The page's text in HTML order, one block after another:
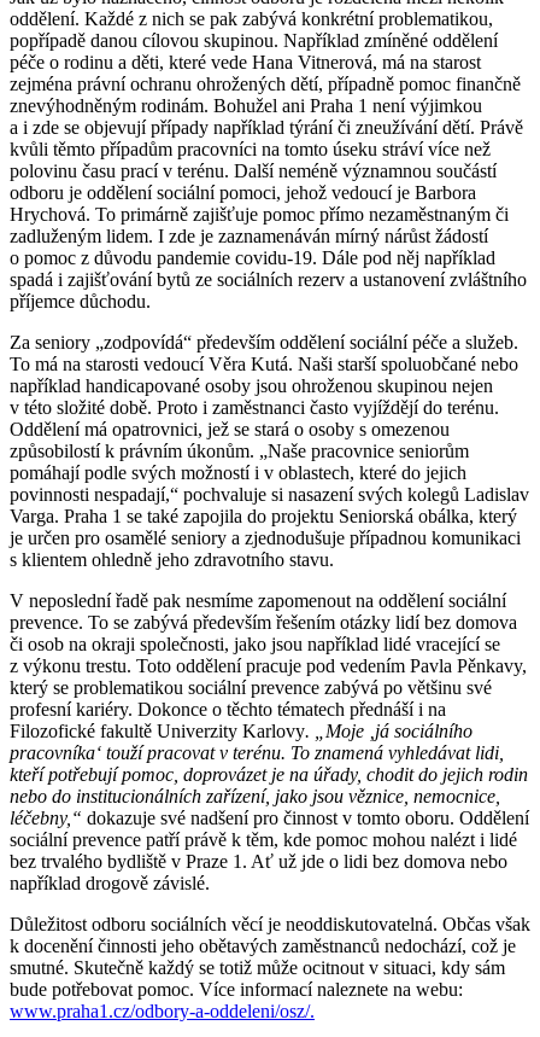
oddělení. Každé z nich se pak zabývá konkrétní problematikou,
popřípadě danou cílovou skupinou. Například zmíněné oddělení
péče o rodinu a děti, které vede Hana Vitnerová, má na starost
zejména právní ochranu ohrožených dětí, případně pomoc finančně
znevýhodněným rodinám. Bohužel ani Praha 1 není výjimkou
a i zde se objevují případy například týrání či zneužívání dětí. Právě
kvůli těmto případům pracovníci na tomto úseku stráví více než
polovinu času prací v terénu. Další neméně významnou součástí
odboru je oddělení sociální pomoci, jehož vedoucí je Barbora
Hrychová. To primárně zajišťuje pomoc přímo nezaměstnaným či
zadluženým lidem. I zde je zaznamenáván mírný nárůst žádostí
o pomoc z důvodu pandemie covidu-19. Dále pod něj například
spadá i zajišťování bytů ze sociálních rezerv a ustanovení zvláštního
příjemce důchodu.
Za seniory „zodpovídá“ především oddělení sociální péče a služeb.
To má na starosti vedoucí Věra Kutá. Naši starší spoluobčané nebo
například handicapované osoby jsou ohroženou skupinou nejen
v této složité době. Proto i zaměstnanci často vyjíždějí do terénu.
Oddělení má opatrovnici, jež se stará o osoby s omezenou
způsobilostí k právním úkonům. „Naše pracovnice seniorům
pomáhají podle svých možností i v oblastech, které do jejich
povinnosti nespadají,“ pochvaluje si nasazení svých kolegů Ladislav
Varga. Praha 1 se také zapojila do projektu Seniorská obálka, který
je určen pro osamělé seniory a zjednodušuje případnou komunikaci
s klientem ohledně jeho zdravotního stavu.
V neposlední řadě pak nesmíme zapomenout na oddělení sociální
prevence. To se zabývá především řešením otázky lidí bez domova
či osob na okraji společnosti, jako jsou například lidé vracející se
z výkonu trestu. Toto oddělení pracuje pod vedením Pavla Pěnkavy,
který se problematikou sociální prevence zabývá po většinu své
profesní kariéry. Dokonce o těchto tématech přednáší i na
Filozofické fakultě Univerzity Karlovy. „Moje ‚já sociálního
pracovníka‘ touží pracovat v terénu. To znamená vyhledávat lidi,
kteří potřebují pomoc, doprovázet je na úřady, chodit do jejich rodin
nebo do institucionálních zařízení, jako jsou věznice, nemocnice,
léčebny,“ dokazuje své nadšení pro činnost v tomto oboru. Oddělení
sociální prevence patří právě k těm, kde pomoc mohou nalézt i lidé
bez trvalého bydliště v Praze 1. Ať už jde o lidi bez domova nebo
například drogově závislé.
Důležitost odboru sociálních věcí je neoddiskutovatelná. Občas však
k docenění činnosti jeho obětavých zaměstnanců nedochází, což je
smutné. Skutečně každý se totiž může ocitnout v situaci, kdy sám
bude potřebovat pomoc. Více informací naleznete na webu:
www.praha1.cz/odbory-a-oddeleni/osz/.